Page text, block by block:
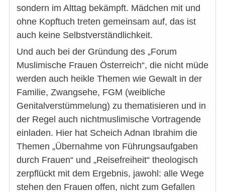
sondern im Alttag bekämpft. Mädchen mit und
ohne Kopftuch treten gemeinsam auf, das ist
auch keine Selbstverständlichkeit.
Und auch bei der Gründung des „Forum
Muslimische Frauen Österreich“, die nicht müde
werden auch heikle Themen wie Gewalt in der
Familie, Zwangsehe, FGM (weibliche
Genitalverstümmelung) zu thematisieren und in
der Regel auch nichtmuslimische Vortragende
einladen. Hier hat Scheich Adnan Ibrahim die
Themen „Übernahme von Führungsaufgaben
durch Frauen“ und „Reisefreiheit“ theologisch
zerpflückt mit dem Ergebnis, jawohl: alle Wege
stehen den Frauen offen, nicht zum Gefallen